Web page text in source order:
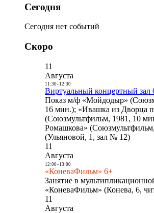
Сегодня
Сегодня нет событий
Скоро
11
Августа
11:30- 12:30
Виртуальный концертный зал
Показ м/ф «Мойдодыр»
16 мин.); «Ивашка из Дворца
(Союзмультфильм, 1981, 10
Ромашкова»
(Ульяновой, 1, зал № 12)
11
Августа
12:00- 13:00
«КоневаФильм» 6+
Занятие в
«КоневаФильм» (Конева, 6,
11
Августа